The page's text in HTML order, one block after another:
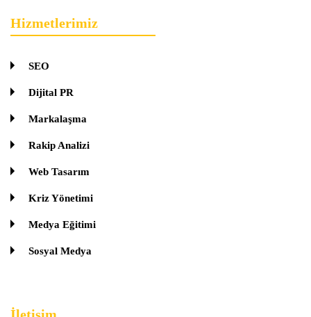
Hizmetlerimiz
SEO
Dijital PR
Markalaşma
Rakip Analizi
Web Tasarım
Kriz Yönetimi
Medya Eğitimi
Sosyal Medya